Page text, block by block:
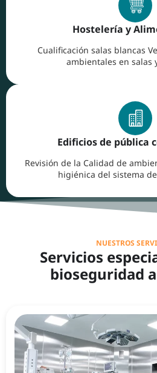
Hostelería y
Cualificación salas blancas
ambientales en salas
Edificios de pública
Revisión de la Calidad de
higiénica del sistema
NUESTROS
Servicios
bioseguridad